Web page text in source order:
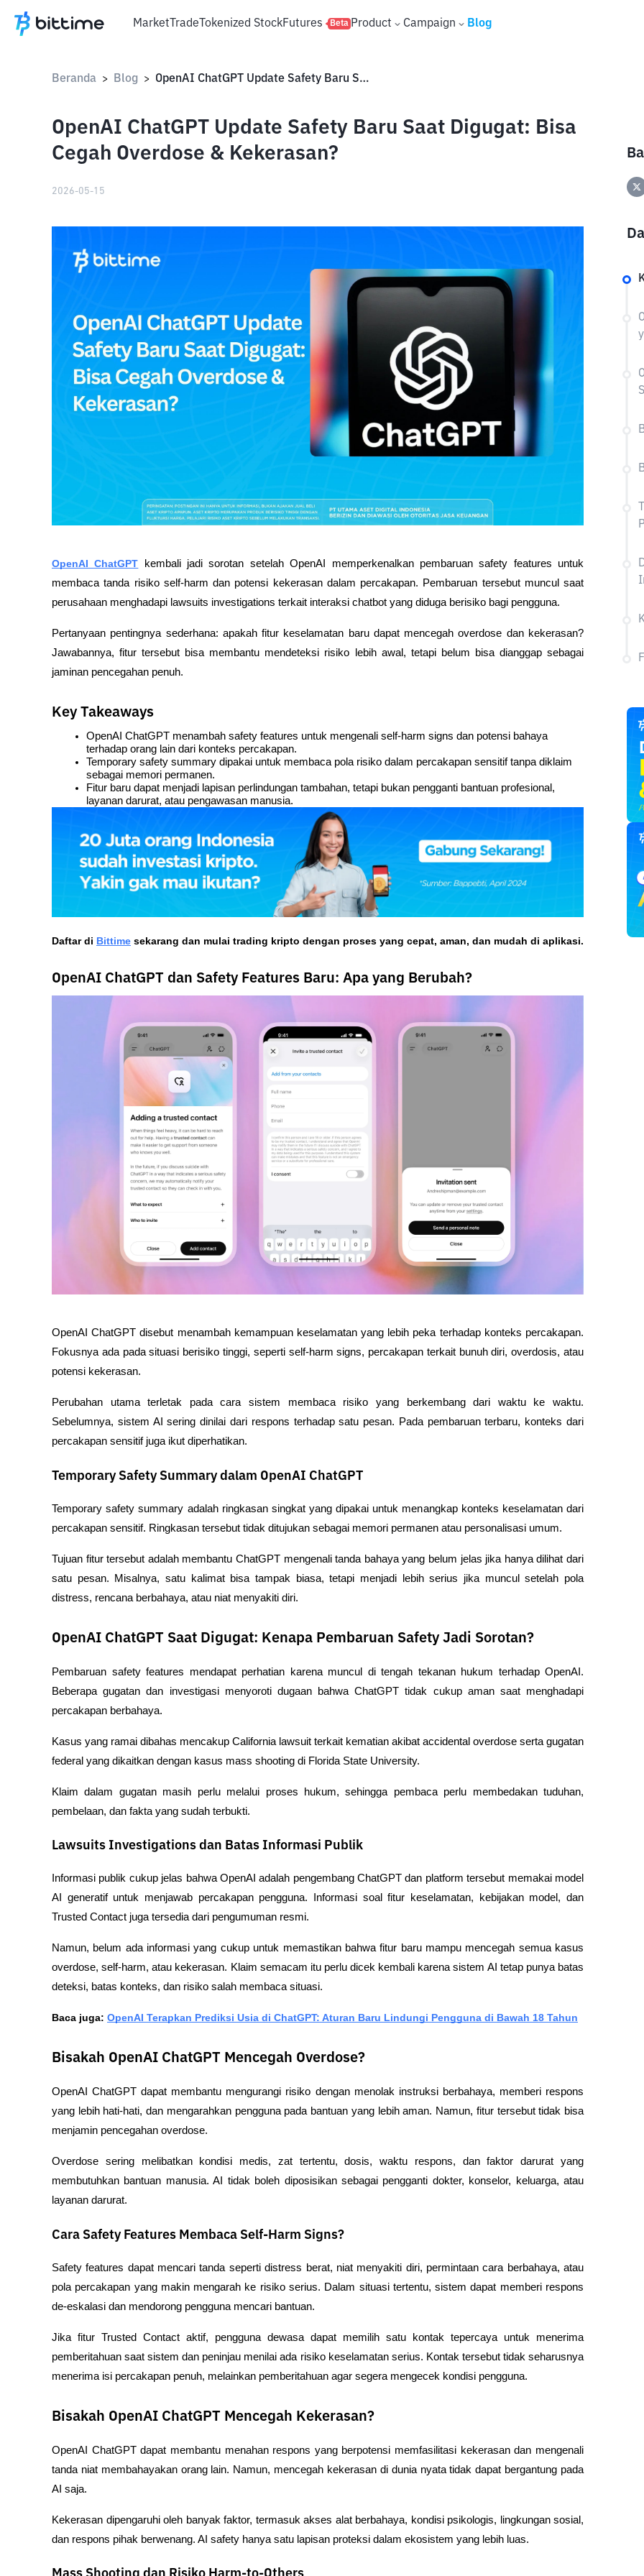
MarketTradeTokenized StockFutures Beta Product Campaign Blog
Beranda > Blog > OpenAI ChatGPT Update Safety Baru Saat Digugat: Bisa Cegah Overdose & Kekerasan?
OpenAI ChatGPT Update Safety Baru Saat Digugat: Bisa
Cegah Overdose & Kekerasan?
2026-05-15
OpenAI ChatGPT kembali jadi sorotan setelah OpenAI memperkenalkan pembaruan safety features untuk
membaca tanda risiko self-harm dan potensi kekerasan dalam percakapan. Pembaruan tersebut muncul saat
perusahaan menghadapi lawsuits investigations terkait interaksi chatbot yang diduga berisiko bagi pengguna.
Pertanyaan pentingnya sederhana: apakah fitur keselamatan baru dapat mencegah overdose dan kekerasan?
Jawabannya, fitur tersebut bisa membantu mendeteksi risiko lebih awal, tetapi belum bisa dianggap sebagai
jaminan pencegahan penuh.
Key Takeaways
OpenAI ChatGPT menambah safety features untuk mengenali self-harm signs dan potensi bahaya
terhadap orang lain dari konteks percakapan.
Temporary safety summary dipakai untuk membaca pola risiko dalam percakapan sensitif tanpa diklaim
sebagai memori permanen.
Fitur baru dapat menjadi lapisan perlindungan tambahan, tetapi bukan pengganti bantuan profesional,
layanan darurat, atau pengawasan manusia.
Daftar di Bittime sekarang dan mulai trading kripto dengan proses yang cepat, aman, dan mudah di aplikasi.
OpenAI ChatGPT dan Safety Features Baru: Apa yang Berubah?
OpenAI ChatGPT disebut menambah kemampuan keselamatan yang lebih peka terhadap konteks percakapan.
Fokusnya ada pada situasi berisiko tinggi, seperti self-harm signs, percakapan terkait bunuh diri, overdosis, atau
potensi kekerasan.
Perubahan utama terletak pada cara sistem membaca risiko yang berkembang dari waktu ke waktu.
Sebelumnya, sistem AI sering dinilai dari respons terhadap satu pesan. Pada pembaruan terbaru, konteks dari
percakapan sensitif juga ikut diperhatikan.
Temporary Safety Summary dalam OpenAI ChatGPT
Temporary safety summary adalah ringkasan singkat yang dipakai untuk menangkap konteks keselamatan dari
percakapan sensitif. Ringkasan tersebut tidak ditujukan sebagai memori permanen atau personalisasi umum.
Tujuan fitur tersebut adalah membantu ChatGPT mengenali tanda bahaya yang belum jelas jika hanya dilihat dari
satu pesan. Misalnya, satu kalimat bisa tampak biasa, tetapi menjadi lebih serius jika muncul setelah pola
distress, rencana berbahaya, atau niat menyakiti diri.
OpenAI ChatGPT Saat Digugat: Kenapa Pembaruan Safety Jadi Sorotan?
Pembaruan safety features mendapat perhatian karena muncul di tengah tekanan hukum terhadap OpenAI.
Beberapa gugatan dan investigasi menyoroti dugaan bahwa ChatGPT tidak cukup aman saat menghadapi
percakapan berbahaya.
Kasus yang ramai dibahas mencakup California lawsuit terkait kematian akibat accidental overdose serta gugatan
federal yang dikaitkan dengan kasus mass shooting di Florida State University.
Klaim dalam gugatan masih perlu melalui proses hukum, sehingga pembaca perlu membedakan tuduhan,
pembelaan, dan fakta yang sudah terbukti.
Lawsuits Investigations dan Batas Informasi Publik
Informasi publik cukup jelas bahwa OpenAI adalah pengembang ChatGPT dan platform tersebut memakai model
AI generatif untuk menjawab percakapan pengguna. Informasi soal fitur keselamatan, kebijakan model, dan
Trusted Contact juga tersedia dari pengumuman resmi.
Namun, belum ada informasi yang cukup untuk memastikan bahwa fitur baru mampu mencegah semua kasus
overdose, self-harm, atau kekerasan. Klaim semacam itu perlu dicek kembali karena sistem AI tetap punya batas
deteksi, batas konteks, dan risiko salah membaca situasi.
Baca juga: OpenAI Terapkan Prediksi Usia di ChatGPT: Aturan Baru Lindungi Pengguna di Bawah 18 Tahun
Bisakah OpenAI ChatGPT Mencegah Overdose?
OpenAI ChatGPT dapat membantu mengurangi risiko dengan menolak instruksi berbahaya, memberi respons
yang lebih hati-hati, dan mengarahkan pengguna pada bantuan yang lebih aman. Namun, fitur tersebut tidak bisa
menjamin pencegahan overdose.
Overdose sering melibatkan kondisi medis, zat tertentu, dosis, waktu respons, dan faktor darurat yang
membutuhkan bantuan manusia. AI tidak boleh diposisikan sebagai pengganti dokter, konselor, keluarga, atau
layanan darurat.
Cara Safety Features Membaca Self-Harm Signs?
Safety features dapat mencari tanda seperti distress berat, niat menyakiti diri, permintaan cara berbahaya, atau
pola percakapan yang makin mengarah ke risiko serius. Dalam situasi tertentu, sistem dapat memberi respons
de-eskalasi dan mendorong pengguna mencari bantuan.
Jika fitur Trusted Contact aktif, pengguna dewasa dapat memilih satu kontak tepercaya untuk menerima
pemberitahuan saat sistem dan peninjau menilai ada risiko keselamatan serius. Kontak tersebut tidak seharusnya
menerima isi percakapan penuh, melainkan pemberitahuan agar segera mengecek kondisi pengguna.
Bisakah OpenAI ChatGPT Mencegah Kekerasan?
OpenAI ChatGPT dapat membantu menahan respons yang berpotensi memfasilitasi kekerasan dan mengenali
tanda niat membahayakan orang lain. Namun, mencegah kekerasan di dunia nyata tidak dapat bergantung pada
AI saja.
Kekerasan dipengaruhi oleh banyak faktor, termasuk akses alat berbahaya, kondisi psikologis, lingkungan sosial,
dan respons pihak berwenang. AI safety hanya satu lapisan proteksi dalam ekosistem yang lebih luas.